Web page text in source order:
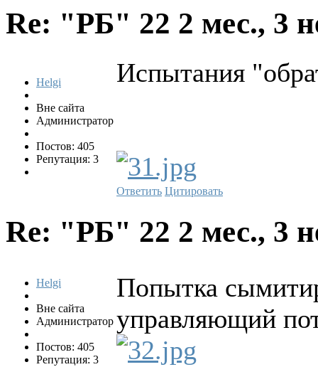
Re: "РБ" 22 2 мес., 3
Helgi
Вне сайта
Администратор
Постов: 405
Репутация: 3
Испытания
Ответить Цитировать
Re: "РБ" 22 2 мес., 3
Helgi
Вне сайта
Администратор
Постов: 405
Репутация: 3
Попытка
управляющий